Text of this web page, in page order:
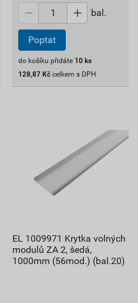
bal.
Poptat
do košíku přidáte 10 ks
128,87 Kč celkem s DPH
EL 1009971 Krytka volných
modulů ZA 2, šedá,
1000mm (56mod.) (bal.20)